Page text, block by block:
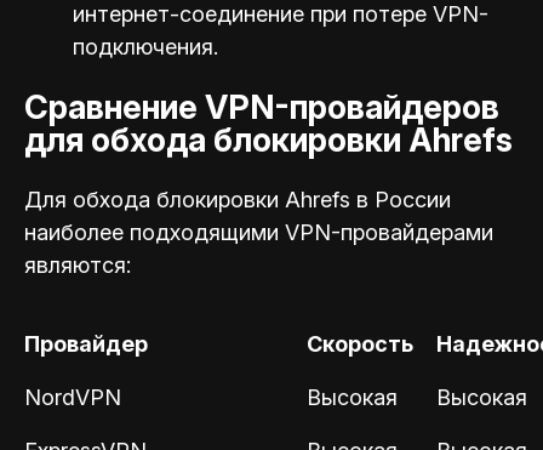
интернет-соединение при потере VPN-
подключения.
Сравнение VPN-провайдеров
для обхода блокировки Ahrefs
Для обхода блокировки Ahrefs в России
наиболее подходящими VPN-провайдерами
являются:
Провайдер Скорость
NordVPN Высокая Высокая